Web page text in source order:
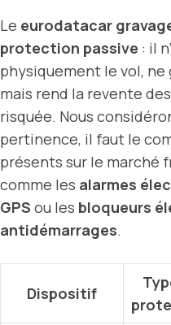
Le eurodatacar
protection passive : il
physiquement le vol, ne
mais rend la revente
risquée. Nous
pertinence, il faut le
présents sur le marché
comme les alarmes
GPS ou les bloqueurs
antidémarrages.
Dispositif